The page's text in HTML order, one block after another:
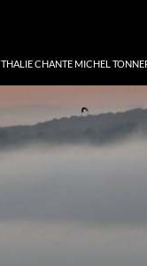
THALIE CHANTE MICHEL